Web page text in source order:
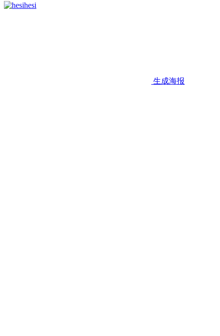
hesi
生成海报